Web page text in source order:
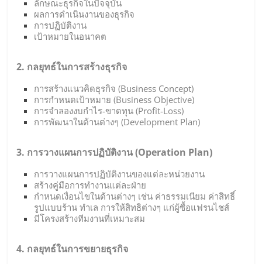
ลักษณะธุรกิจในปัจจุบัน
ผลการดำเนินงานของธุรกิจ
การปฏิบัติงาน
เป้าหมายในอนาคต
2. กลยุทธ์ในการสร้างธุรกิจ
การสร้างแนวคิดธุรกิจ (Business Concept)
การกำหนดเป้าหมาย (Business Objective)
การจำลองงบกำไร-ขาดทุน (Profit-Loss)
การพัฒนาในด้านต่างๆ (Development Plan)
3. การวางแผนการปฏิบัติงาน (Operation Plan)
การวางแผนการปฏิบัติงานของแต่ละหน่วยงาน
สร้างคู่มือการทำงานแต่ละฝ่าย
กำหนดเงื่อนไขในด้านต่างๆ เช่น ค่าธรรมเนียม ค่าสิทธิ์
รูปแบบร้าน ทำเล การให้สิทธิต่างๆ แก่ผู้ซื้อแฟรนไชส์
มีโครงสร้างทีมงานที่เหมาะสม
4. กลยุทธ์ในการขยายธุรกิจ